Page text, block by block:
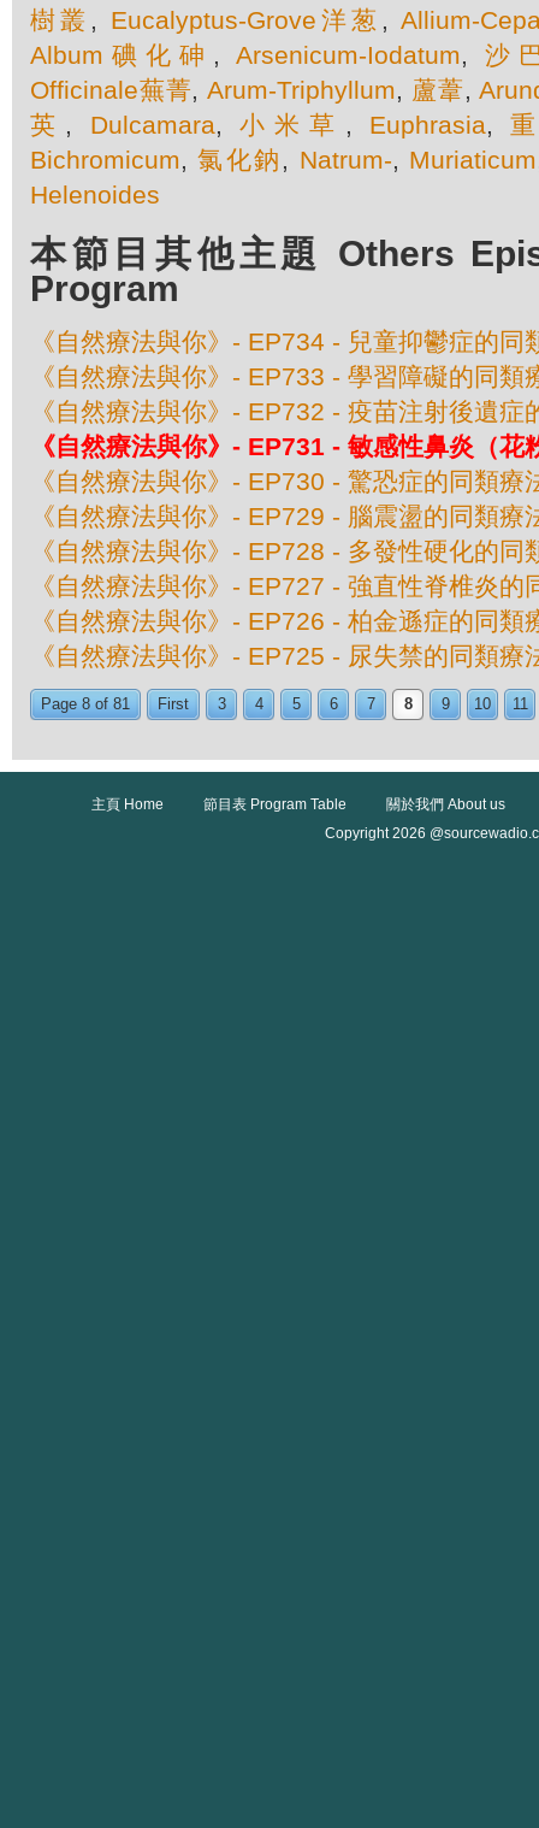
樹叢 , Eucalyptus-Grove洋葱 ,Allium-
Album碘化砷 ,Arsenicum-Iodatum, 沙
Officinale蕪菁,Arum-Triphyllum, 蘆葦,
英 , Dulcamara, 小米草 , Euphrasia,
Bichromicum,氯化鈉 , Natrum-, Muriaticum
Helenoides
本節目其他主題 Others
Program
《自然療法與你》- EP734 - 兒童抑鬱症的同
《自然療法與你》- EP733 - 學習障礙的同類
《自然療法與你》- EP732 - 疫苗注射後遺症
《自然療法與你》- EP731 - 敏感性鼻炎（花
《自然療法與你》- EP730 - 驚恐症的同類療
《自然療法與你》- EP729 - 腦震盪的同類療
《自然療法與你》- EP728 - 多發性硬化的同
《自然療法與你》- EP727 - 強直性脊椎炎的
《自然療法與你》- EP726 - 柏金遜症的同類
《自然療法與你》- EP725 - 尿失禁的同類療
Page 8 of 81 First 3 4 5 6 7 8 9 10 11
主頁 Home 節目表 Program Table
關於我們 About us
Copyright 2026